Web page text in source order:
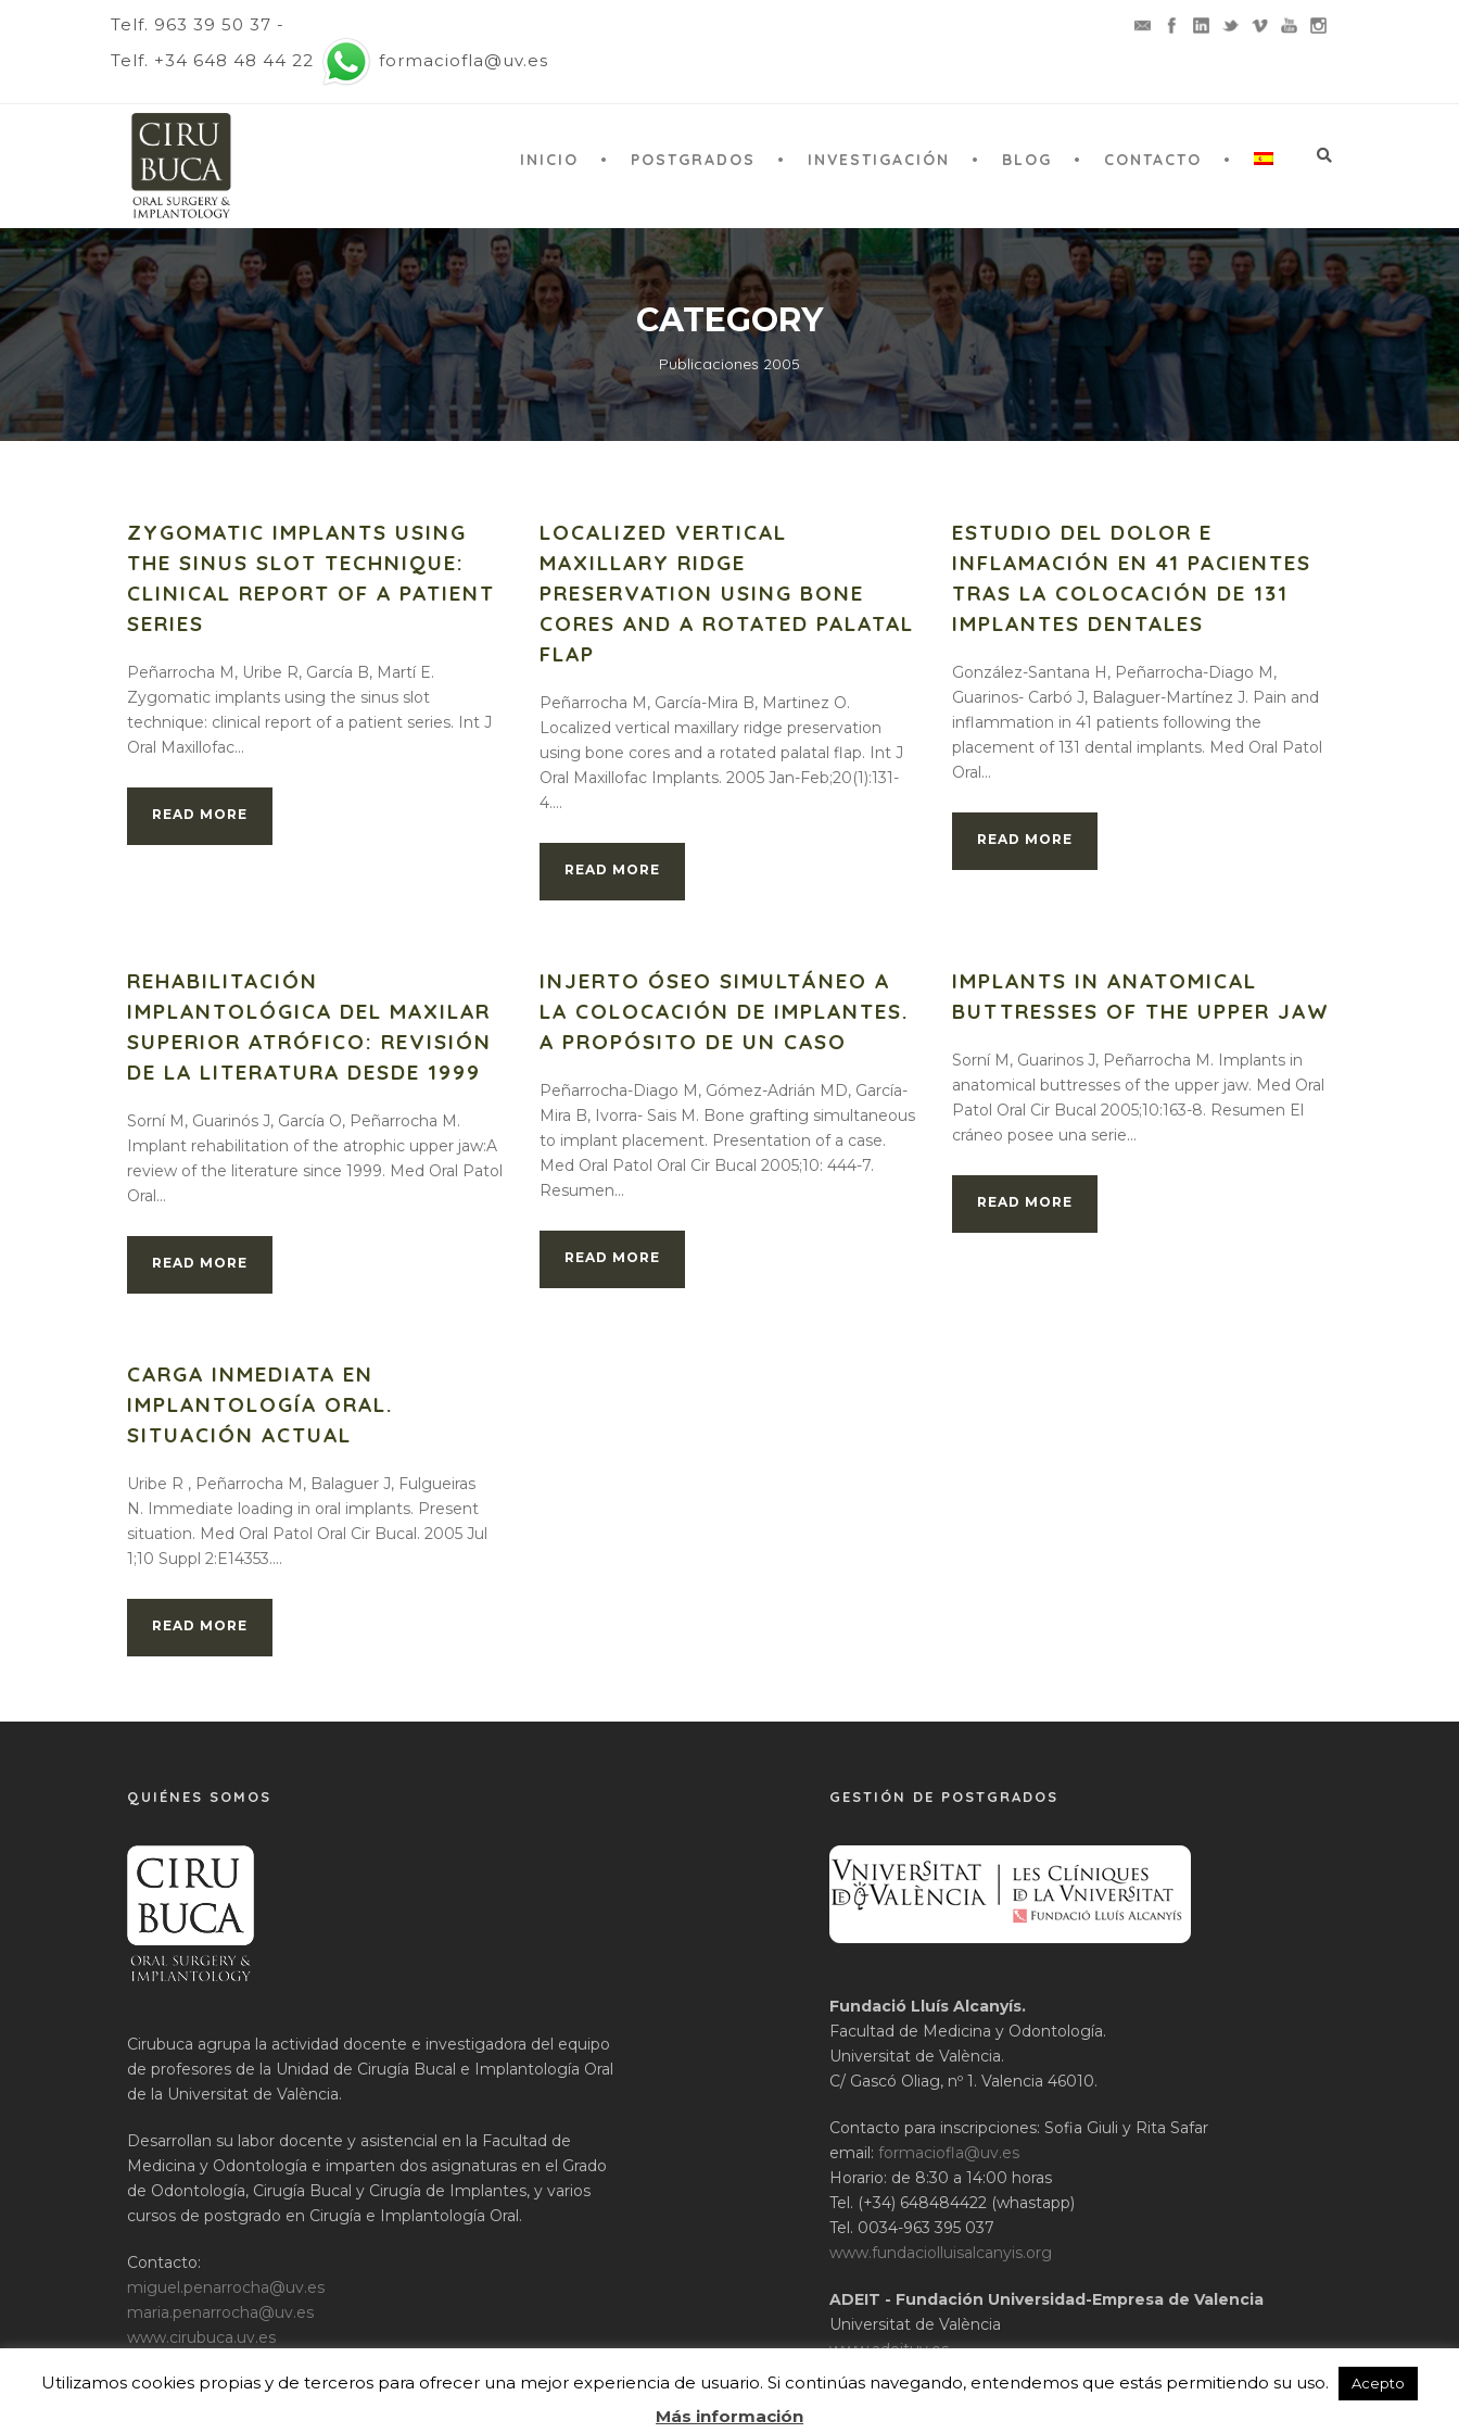
Telf. 963 39 50 37 -
Telf. +34 648 48 44 22
formaciofla@uv.es
INICIO POSTGRADOS INVESTIGACIÓN BLOG CONTACTO
CATEGORY
Publicaciones 2005
ZYGOMATIC IMPLANTS USING
THE SINUS SLOT TECHNIQUE:
CLINICAL REPORT OF A PATIENT
SERIES
Peñarrocha M, Uribe R, García B, Martí E.
Zygomatic implants using the sinus slot
technique: clinical report of a patient series. Int J
Oral Maxillofac...
READ MORE
LOCALIZED VERTICAL
MAXILLARY RIDGE
PRESERVATION USING BONE
CORES AND A ROTATED PALATAL
FLAP
Peñarrocha M, García-Mira B, Martinez O.
Localized vertical maxillary ridge preservation
using bone cores and a rotated palatal flap. Int J
Oral Maxillofac Implants. 2005 Jan-Feb;20(1):131-
4....
READ MORE
ESTUDIO DEL DOLOR E
INFLAMACIÓN EN 41 PACIENTES
TRAS LA COLOCACIÓN DE 131
IMPLANTES DENTALES
González-Santana H, Peñarrocha-Diago M,
Guarinos- Carbó J, Balaguer-Martínez J. Pain and
inflammation in 41 patients following the
placement of 131 dental implants. Med Oral Patol
Oral...
READ MORE
REHABILITACIÓN
IMPLANTOLÓGICA DEL MAXILAR
SUPERIOR ATRÓFICO: REVISIÓN
DE LA LITERATURA DESDE 1999
Sorní M, Guarinós J, García O, Peñarrocha M.
Implant rehabilitation of the atrophic upper jaw:A
review of the literature since 1999. Med Oral Patol
Oral...
READ MORE
INJERTO ÓSEO SIMULTÁNEO A
LA COLOCACIÓN DE IMPLANTES.
A PROPÓSITO DE UN CASO
Peñarrocha-Diago M, Gómez-Adrián MD, García-
Mira B, Ivorra- Sais M. Bone grafting simultaneous
to implant placement. Presentation of a case.
Med Oral Patol Oral Cir Bucal 2005;10: 444-7.
Resumen...
READ MORE
IMPLANTS IN ANATOMICAL
BUTTRESSES OF THE UPPER JAW
Sorní M, Guarinos J, Peñarrocha M. Implants in
anatomical buttresses of the upper jaw. Med Oral
Patol Oral Cir Bucal 2005;10:163-8. Resumen El
cráneo posee una serie...
READ MORE
CARGA INMEDIATA EN
IMPLANTOLOGÍA ORAL.
SITUACIÓN ACTUAL
Uribe R , Peñarrocha M, Balaguer J, Fulgueiras
N. Immediate loading in oral implants. Present
situation. Med Oral Patol Oral Cir Bucal. 2005 Jul
1;10 Suppl 2:E14353....
READ MORE
QUIÉNES SOMOS
Cirubuca agrupa la actividad docente e investigadora del equipo
de profesores de la Unidad de Cirugía Bucal e Implantología Oral
de la Universitat de València.
Desarrollan su labor docente y asistencial en la Facultad de
Medicina y Odontología e imparten dos asignaturas en el Grado
de Odontología, Cirugía Bucal y Cirugía de Implantes, y varios
cursos de postgrado en Cirugía e Implantología Oral.
Contacto:
miguel.penarrocha@uv.es
maria.penarrocha@uv.es
www.cirubuca.uv.es
GESTIÓN DE POSTGRADOS
Fundació Lluís Alcanyís.
Facultad de Medicina y Odontología.
Universitat de València.
C/ Gascó Oliag, nº 1. Valencia 46010.
Contacto para inscripciones: Sofia Giuli y Rita Safar
email:formaciofla@uv.es
Horario: de 8:30 a 14:00 horas
Tel. (+34) 648484422 (whastapp)
Tel. 0034-963 395 037
www.fundaciolluisalcanyis.org
ADEIT - Fundación Universidad-Empresa de Valencia
Universitat de València
www.adeituv.es
Utilizamos cookies propias y de terceros para ofrecer una mejor experiencia de usuario. Si continúas navegando, entendemos que estás permitiendo su uso. Acepto
Más información